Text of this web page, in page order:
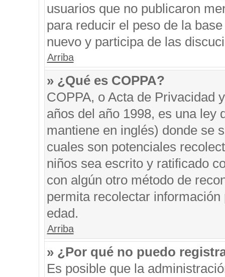
usuarios que no publicaron
para reducir el peso de la
nuevo y participa de las
Arriba
» ¿Qué es COPPA?
COPPA, o Acta de Privacidad
años del año 1998, es una ley
mantiene en inglés) donde se
cuales son potenciales
niños sea escrito y ratificado
con algún otro método de
permita recolectar
edad.
Arriba
» ¿Por qué no puedo
Es posible que la